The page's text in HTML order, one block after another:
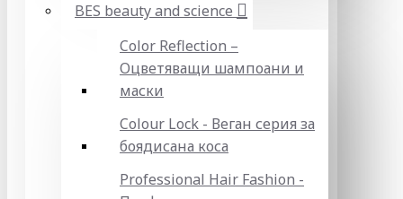
BES beauty and science
Color Reflection –
Оцветяващи шампоани и
маски
Colour Lock - Веган серия за
боядисана коса
Professional Hair Fashion -